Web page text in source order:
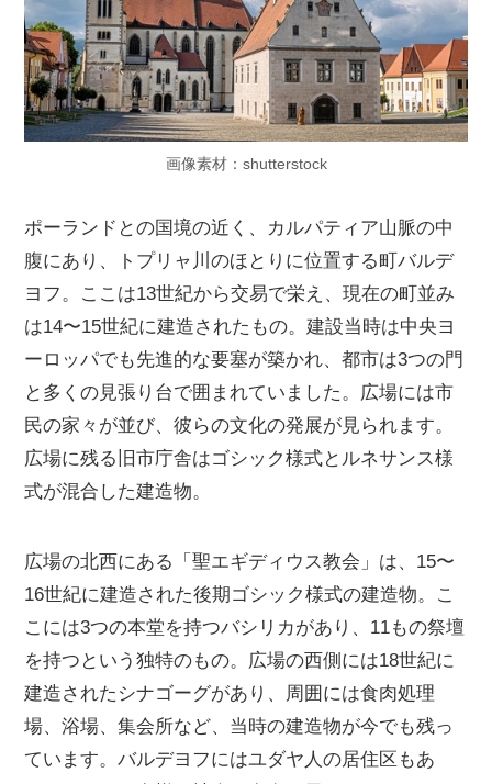
画像素材：shutterstock
ポーランドとの国境の近く、カルパティア山脈の中
腹にあり、トプリャ川のほとりに位置する町バルデ
ヨフ。ここは13世紀から交易で栄え、現在の町並み
は14〜15世紀に建造されたもの。建設当時は中央ヨ
ーロッパでも先進的な要塞が築かれ、都市は3つの門
と多くの見張り台で囲まれていました。広場には市
民の家々が並び、彼らの文化の発展が見られます。
広場に残る旧市庁舎はゴシック様式とルネサンス様
式が混合した建造物。
広場の北西にある「聖エギディウス教会」は、15〜
16世紀に建造された後期ゴシック様式の建造物。こ
こには3つの本堂を持つバシリカがあり、11もの祭壇
を持つという独特のもの。広場の西側には18世紀に
建造されたシナゴーグがあり、周囲には食肉処理
場、浴場、集会所など、当時の建造物が今でも残っ
ています。バルデヨフにはユダヤ人の居住区もあ